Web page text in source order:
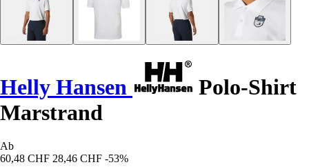
Helly Hansen
Polo-Shirt
Marstrand
Ab
60,48 CHF 28,46 CHF -53%